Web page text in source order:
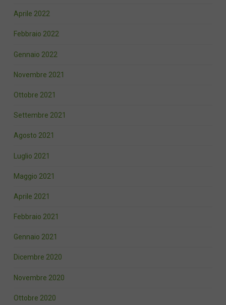
Aprile 2022
Febbraio 2022
Gennaio 2022
Novembre 2021
Ottobre 2021
Settembre 2021
Agosto 2021
Luglio 2021
Maggio 2021
Aprile 2021
Febbraio 2021
Gennaio 2021
Dicembre 2020
Novembre 2020
Ottobre 2020